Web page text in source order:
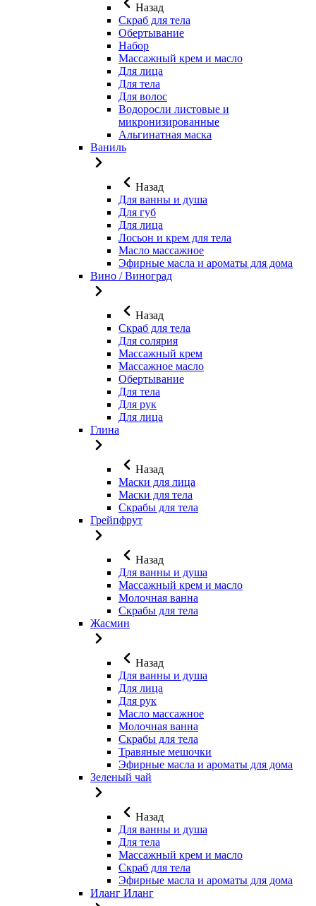
Назад
Скраб для тела
Обертывание
Набор
Массажный крем и масло
Для лица
Для тела
Для волос
Водоросли листовые и
микронизированные
Альгинатная маска
Ваниль
Назад
Для ванны и душа
Для губ
Для лица
Лосьон и крем для тела
Масло массажное
Эфирные масла и ароматы для дома
Вино / Виноград
Назад
Скраб для тела
Для солярия
Массажный крем
Массажное масло
Обертывание
Для тела
Для рук
Для лица
Глина
Назад
Маски для лица
Маски для тела
Скрабы для тела
Грейпфрут
Назад
Для ванны и душа
Массажный крем и масло
Молочная ванна
Скрабы для тела
Жасмин
Назад
Для ванны и душа
Для лица
Для рук
Масло массажное
Молочная ванна
Скрабы для тела
Травяные мешочки
Эфирные масла и ароматы для дома
Зеленый чай
Назад
Для ванны и душа
Для тела
Массажный крем и масло
Скраб для тела
Эфирные масла и ароматы для дома
Иланг Иланг